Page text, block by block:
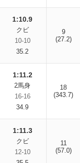
1:10.9
クビ
10-10
35.2
9
(27.2)
1:11.2
2馬身
16-16
34.9
18
(343.7)
1:11.3
クビ
12-10
11
(57.0)